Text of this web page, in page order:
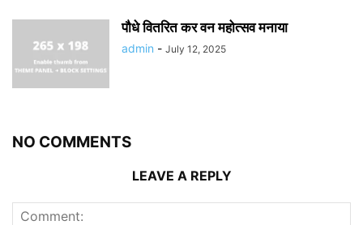
पौधे वितरित कर वन महोत्सव मनाया
admin - July 12, 2025
NO COMMENTS
LEAVE A REPLY